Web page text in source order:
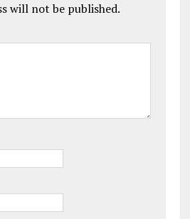
will not be published.